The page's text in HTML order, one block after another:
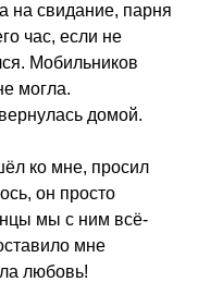
на свидание, парня
час, если не
Мобильников
могла.
домой.
ко мне, просил
он просто
мы с ним всё-
мне
любовь!